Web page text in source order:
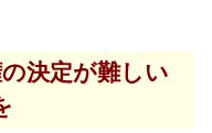
決定が難しい